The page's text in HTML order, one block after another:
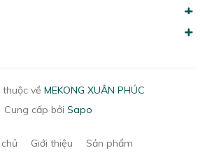
thuộc về MEKONG XUÂN PHÚC
Cung cấp bởi Sapo
Giới thiệu Sản phẩm